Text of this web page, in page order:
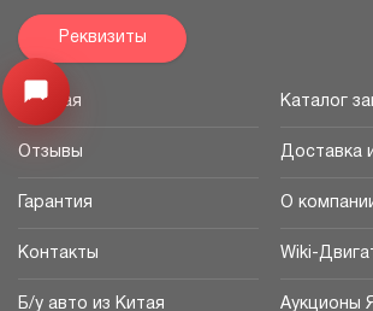
Узнайте цену запчасти -> Открыть
Реквизиты
Главная Каталог
Отзывы Доставка
Гарантия О
Контакты Wiki-
Б/у авто из Китая Аукционы